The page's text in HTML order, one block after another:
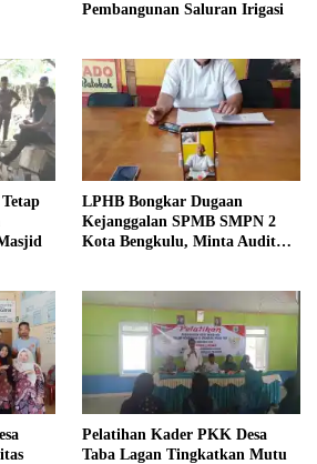
Pembangunan Saluran Irigasi
LPHB Bongkar Dugaan
Kejanggalan SPMB SMPN 2
Kota Bengkulu, Minta Audit
Pelatihan Kader PKK Desa
Taba Lagan Tingkatkan Mutu